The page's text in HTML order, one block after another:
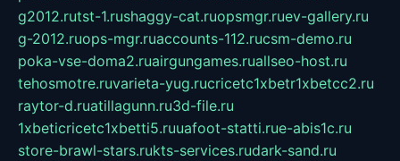
g2012.rutst-1.rushaggy-cat.ruopsmgr.ruev-gallery.ru
g-2012.ruops-mgr.ruaccounts-112.rucsm-demo.ru
poka-vse-doma2.ruairgungames.ruallseo-host.ru
tehosmotre.ruvarieta-yug.rucricetc1xbetr1xbetcc2.ru
raytor-d.ruatillagunn.ru3d-file.ru
1xbeticricetc1xbetti5.ruuafoot-statti.rue-abis1c.ru
store-brawl-stars.rukts-services.rudark-sand.ru